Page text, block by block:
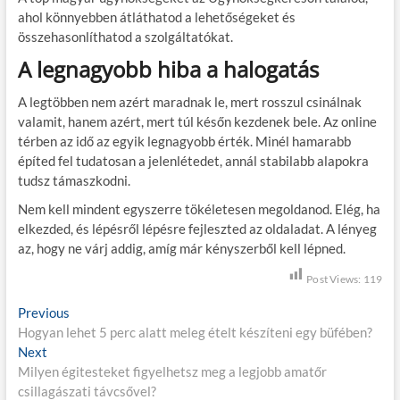
ahol könnyebben átláthatod a lehetőségeket és
összehasonlíthatod a szolgáltatókat.
A legnagyobb hiba a halogatás
A legtöbben nem azért maradnak le, mert rosszul csinálnak
valamit, hanem azért, mert túl későn kezdenek bele. Az online
térben az idő az egyik legnagyobb érték. Minél hamarabb
építed fel tudatosan a jelenlétedet, annál stabilabb alapokra
tudsz támaszkodni.
Nem kell mindent egyszerre tökéletesen megoldanod. Elég, ha
elkezded, és lépésről lépésre fejleszted az oldaladat. A lényeg
az, hogy ne várj addig, amíg már kényszerből kell lépned.
Post Views: 119
B
e
j
Previous
r
v
i
Hogyan lehet 5 perc alatt meleg ételt készíteni egy büfében?
Next
e
x
Milyen égitesteket figyelhetsz meg a legjobb amatőr
csillagászati távcsővel?